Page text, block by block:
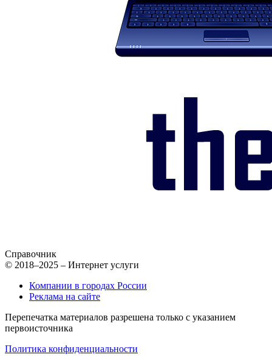
Справочник
© 2018–2025 – Интернет услуги
Компании в городах России
Реклама на сайте
Перепечатка материалов разрешена только с указанием
первоисточника
Политика конфиденциальности